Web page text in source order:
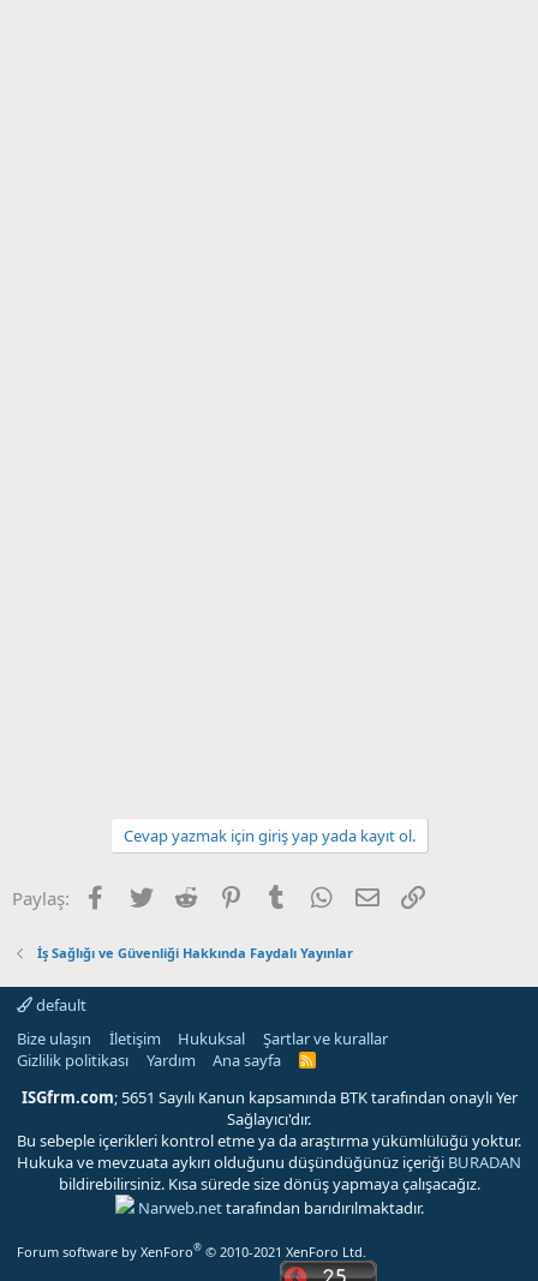
Cevap yazmak için giriş yap yada kayıt ol.
Paylaş: Facebook
Twitter Reddit PinterestTumblr WhatsApp
E-posta
İş Sağlığı ve Güvenliği Hakkında Faydalı Yayınlar
default
Bize ulaşın
İletişim Hukuksal
Şartlar ve kurallar
Gizlilik politikası
Yardım Ana sayfa
R
S
ISGfrm.com; 5651 Sayılı Kanun kapsamında BTK tarafından onaylı Yer
Sağlayıcı'dır.
Bu sebeple içerikleri kontrol etme ya da araştırma yükümlülüğü yoktur.
Hukuka ve mevzuata aykırı olduğunu düşündüğünüz içeriği BURADAN
bildirebilirsiniz. Kısa sürede size dönüş yapmaya çalışacağız.
Narweb.nettarafından barıdırılmaktadır.
Forum software by XenForo® © 2010-2021 XenForo Ltd.